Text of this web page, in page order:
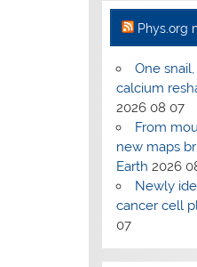
Phys.org
One
calcium
2026 08 07
From
new maps
Earth 2026
Newly
cancer cell
07